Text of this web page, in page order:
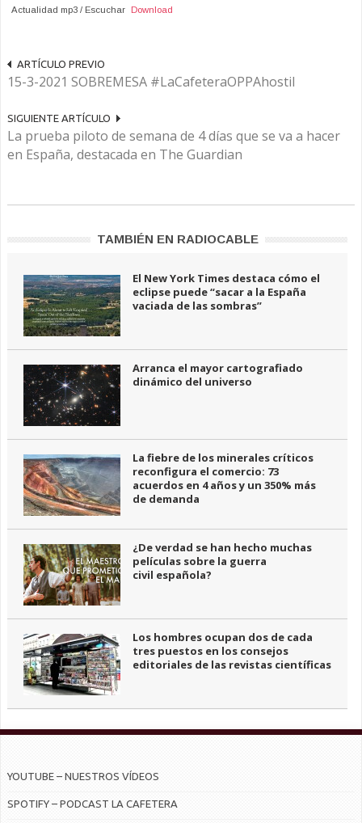
Actualidad mp3 / Escuchar Download
ARTÍCULO PREVIO
15-3-2021 SOBREMESA #LaCafeteraOPPAhostil
SIGUIENTE ARTÍCULO
La prueba piloto de semana de 4 días que se va a hacer
en España, destacada en The Guardian
TAMBIÉN EN RADIOCABLE
El New York Times destaca cómo el
eclipse puede “sacar a la España
vaciada de las sombras”
Arranca el mayor cartografiado
dinámico del universo
La fiebre de los minerales críticos
reconfigura el comercio: 73
acuerdos en 4 años y un 350% más
de demanda
¿De verdad se han hecho muchas
películas sobre la guerra
civil española?
Los hombres ocupan dos de cada
tres puestos en los consejos
editoriales de las revistas científicas
YOUTUBE – NUESTROS VÍDEOS
SPOTIFY – PODCAST LA CAFETERA